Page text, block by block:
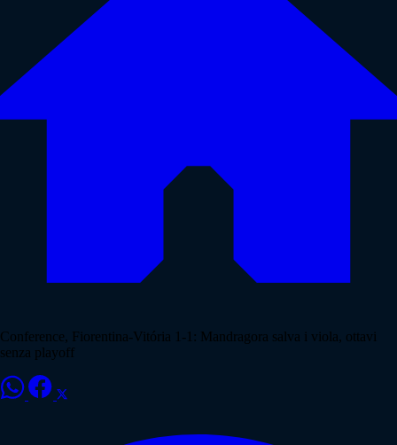
Conference, Fiorentina-Vitória 1-1: Mandragora salva i viola, ottavi
senza playoff